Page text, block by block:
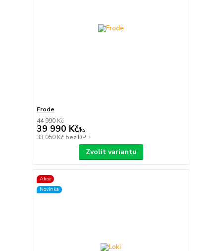
Frode
44 990 Kč
39 990 Kč/ks
33 050 Kč bez DPH
Zvolit variantu
Akce
Novinka